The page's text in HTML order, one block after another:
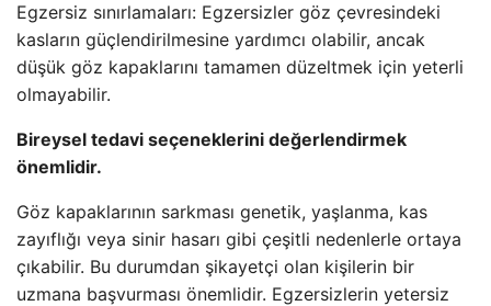
Egzersiz sınırlamaları: Egzersizler göz çevresindeki
kasların güçlendirilmesine yardımcı olabilir, ancak
düşük göz kapaklarını tamamen düzeltmek için yeterli
olmayabilir.
Bireysel tedavi seçeneklerini değerlendirmek
önemlidir.
Göz kapaklarının sarkması genetik, yaşlanma, kas
zayıflığı veya sinir hasarı gibi çeşitli nedenlerle ortaya
çıkabilir. Bu durumdan şikayetçi olan kişilerin bir
uzmana başvurması önemlidir. Egzersizlerin yetersiz